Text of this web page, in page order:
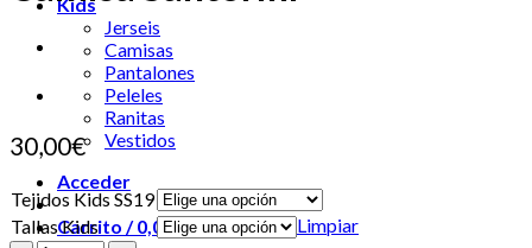
Kids
Jerseis
Camisas
Pantalones
Peleles
Ranitas
Vestidos
Acceder
Carrito /0,00€0
30,00€
Tejidos Kids SS19
Tallas Kids
Limpiar